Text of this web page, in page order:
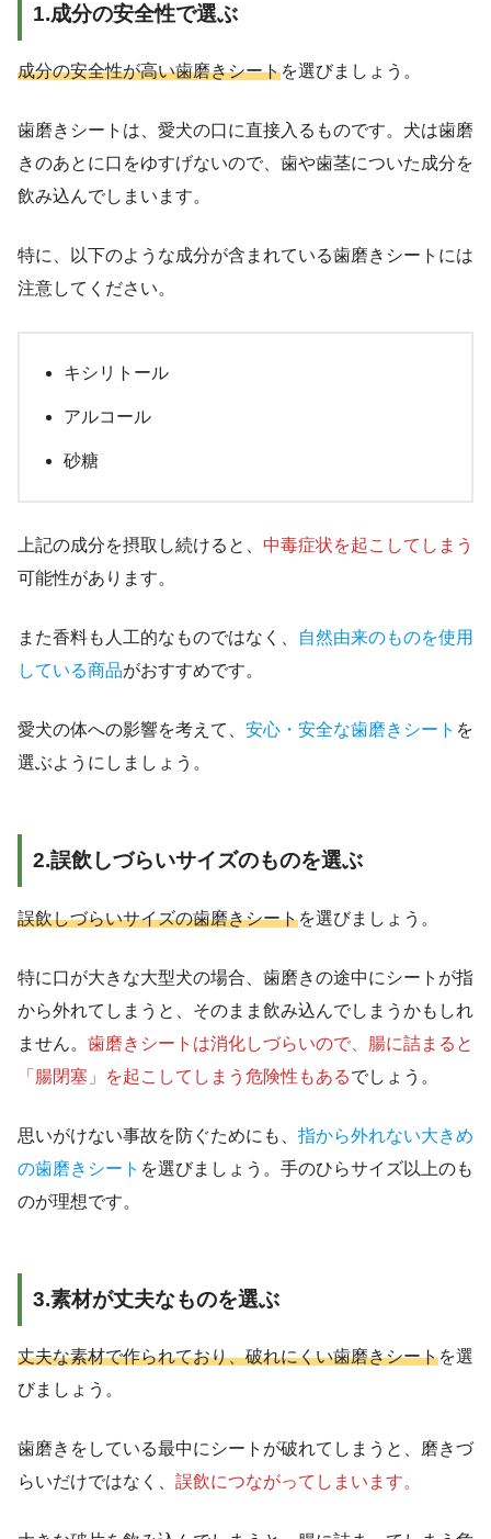
1.成分の安全性で選ぶ
成分の安全性が高い歯磨きシートを選びましょう。
歯磨きシートは、愛犬の口に直接入るものです。犬は歯磨
きのあとに口をゆすげないので、歯や歯茎についた成分を
飲み込んでしまいます。
特に、以下のような成分が含まれている歯磨きシートには
注意してください。
キシリトール
アルコール
砂糖
上記の成分を摂取し続けると、 中毒症状を起こしてしまう
可能性があります。
また香料も人工的なものではなく、
自然由来のものを使用
している商品がおすすめです。
愛犬の体への影響を考えて、 安心・安全な歯磨きシート を
選ぶようにしましょう。
2.誤飲しづらいサイズのものを選ぶ
誤飲しづらいサイズの歯磨きシートを選びましょう。
特に口が大きな大型犬の場合、歯磨きの途中にシートが指
から外れてしまうと、そのまま飲み込んでしまうかもしれ
ません。 歯磨きシートは消化しづらいので、腸に詰まると
「腸閉塞」を起こしてしまう危険性もあるでしょう。
思いがけない事故を防ぐためにも、 指から外れない大きめ
の歯磨きシート を選びましょう。手のひらサイズ以上のも
のが理想です。
3.素材が丈夫なものを選ぶ
丈夫な素材で作られており、破れにくい歯磨きシートを選
びましょう。
歯磨きをしている最中にシートが破れてしまうと、磨きづ
らいだけではなく、 誤飲につながってしまいます。